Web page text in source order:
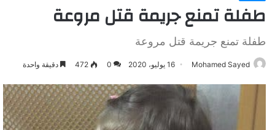
طفلة تمنع جريمة قتل مروعة
طفلة تمنع جريمة قتل مروعة
Mohamed Sayed 16 يوليو، 2020 0
472 دقيقة واحدة